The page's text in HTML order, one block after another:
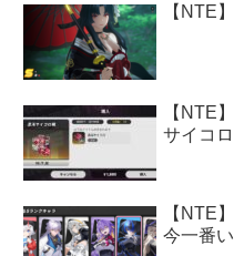
【NTE
【NTE
サイコ
【NTE
今一番